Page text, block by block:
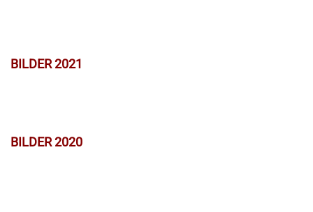
BILDER 2021
BILDER 2020